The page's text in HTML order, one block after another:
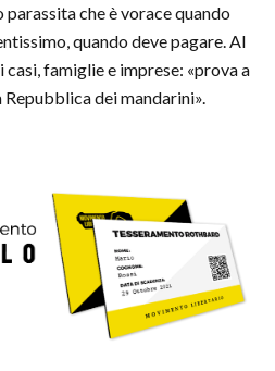
che è vorace quando
quando deve pagare. Al
famiglie e imprese: «prova a
dei mandarini».